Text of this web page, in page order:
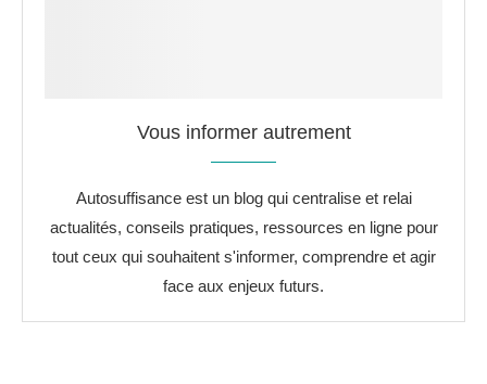
Vous informer autrement
Autosuffisance est un blog qui centralise et relai
actualités, conseils pratiques, ressources en ligne pour
tout ceux qui souhaitent s'informer, comprendre et agir
face aux enjeux futurs.